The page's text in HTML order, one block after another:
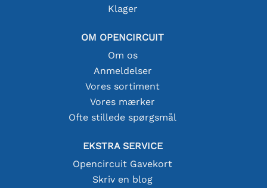
Klager
OM OPENCIRCUIT
Om os
Anmeldelser
Vores sortiment
Vores mærker
Ofte stillede spørgsmål
EKSTRA SERVICE
Opencircuit Gavekort
Skriv en blog